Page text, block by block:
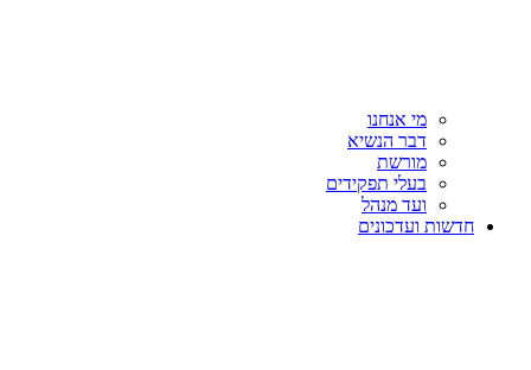
מי אנחנו
דבר הנשיא
מורשת
בעלי תפקידים
ועד מנהל
חדשות ועדכונים